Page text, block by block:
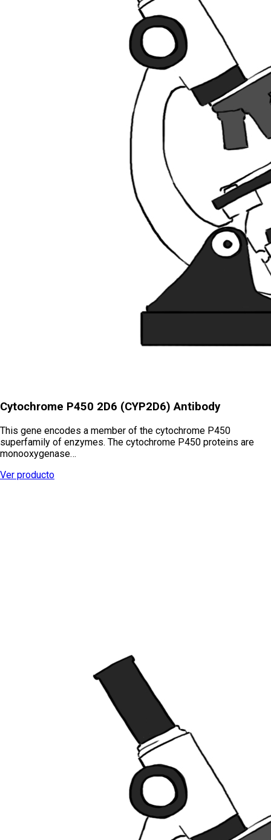
Cytochrome P450 2D6 (CYP2D6) Antibody
This gene encodes a member of the cytochrome P450
superfamily of enzymes. The cytochrome P450 proteins are
monooxygenase…
Ver producto